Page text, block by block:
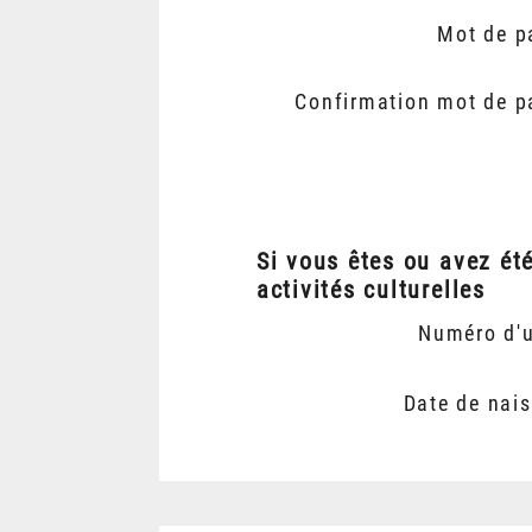
Mot de
Confirmation mot de
Si vous êtes ou avez
activités culturelles
Numéro
Date de